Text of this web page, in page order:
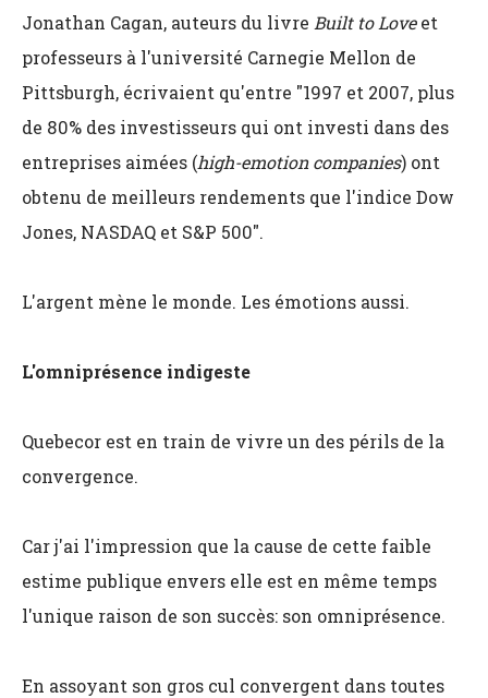
Jonathan Cagan, auteurs du livre Built to Loveet
professeurs à l'université Carnegie Mellon de
Pittsburgh, écrivaient qu'entre "1997 et 2007, plus
de 80% des investisseurs qui ont investi dans des
entreprises aimées (high-emotion companies) ont
obtenu de meilleurs rendements que l'indice Dow
Jones, NASDAQ et S&P 500".
L'argent mène le monde. Les émotions aussi.
L'omniprésence indigeste
Quebecor est en train de vivre un des périls de la
convergence.
Car j'ai l'impression que la cause de cette faible
estime publique envers elle est en même temps
l'unique raison de son succès: son omniprésence.
En assoyant son gros cul convergent dans toutes